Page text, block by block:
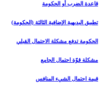
قاعدة الضرب أو الحكومة
تطبيق البديهية الإضافية الثالثة (الحكومة)
الحكومة تدفع مشكلة الاحتمال القبلي
مشكلة قوّة احتمال الجامع
قيمة احتمال الشي‏ء المنافس